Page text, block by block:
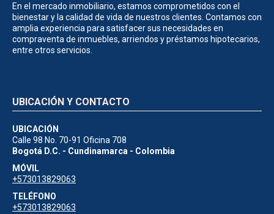
En el mercado inmobiliario, estamos comprometidos con el
bienestar y la calidad de vida de nuestros clientes. Contamos con
amplia experiencia para satisfacer sus necesidades en
compraventa de inmuebles, arriendos y préstamos hipotecarios,
entre otros servicios.
UBICACIÓN Y CONTACTO
UBICACIÓN
Calle 98 No. 70-91 Oficina 708
Bogotá D.C. - Cundinamarca - Colombia
MÓVIL
+573013829063
TELÉFONO
+573013829063